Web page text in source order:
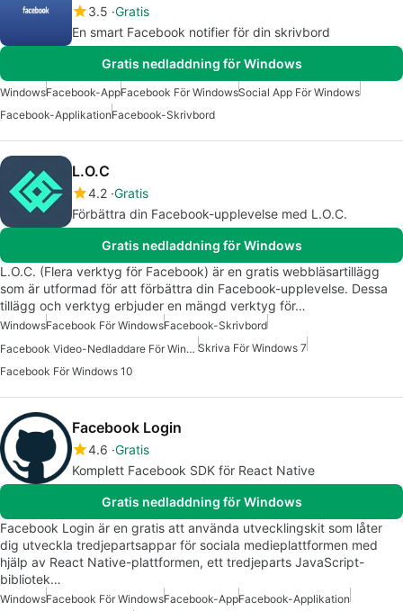
3.5 Gratis
En smart Facebook notifier för din skrivbord
Gratis nedladdning för Windows
WindowsFacebook-AppFacebook För WindowsSocial App För Windows
Facebook-ApplikationFacebook-Skrivbord
L.O.C
4.2 Gratis
Förbättra din Facebook-upplevelse med L.O.C.
Gratis nedladdning för Windows
L.O.C. (Flera verktyg för Facebook) är en gratis webbläsartillägg
som är utformad för att förbättra din Facebook-upplevelse. Dessa
tillägg och verktyg erbjuder en mängd verktyg för…
WindowsFacebook För WindowsFacebook-Skrivbord
Facebook Video-Nedladdare För Windows Skriva För Windows 7
Facebook För Windows 10
Facebook Login
4.6 Gratis
Komplett Facebook SDK för React Native
Gratis nedladdning för Windows
Facebook Login är en gratis att använda utvecklingskit som låter
dig utveckla tredjepartsappar för sociala medieplattformen med
hjälp av React Native-plattformen, ett tredjeparts JavaScript-
bibliotek…
WindowsFacebook För WindowsFacebook-AppFacebook-Applikation